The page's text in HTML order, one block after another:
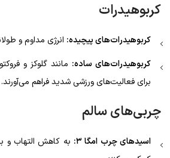
کربوهیدرات
کربوهیدرات‌های پیچیده: انرژی مداوم و
کربوهیدرات‌های ساده: مانند گلوکز و
برای فعالیت‌های ورزشی شدید فراهم می‌آورند.
چربی‌های سالم
اسیدهای چرب امگا ۳:
به کاهش التهاب و